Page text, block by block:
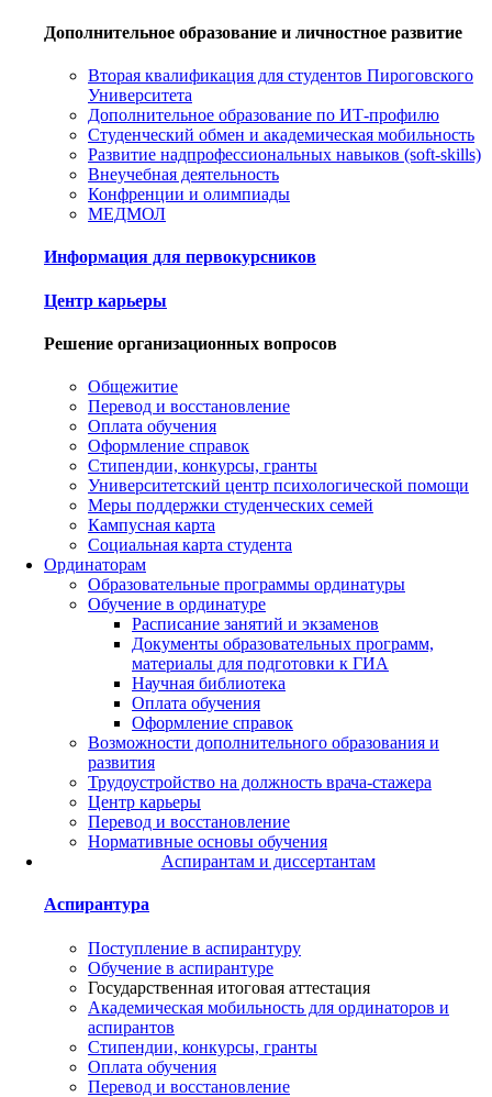
Дополнительное образование и личностное развитие
Вторая квалификация для студентов Пироговского
Университета
Дополнительное образование по ИТ-профилю
Студенческий обмен и академическая мобильность
Развитие надпрофессиональных навыков (soft-skills)
Внеучебная деятельность
Конфренции и олимпиады
МЕДМОЛ
Информация для первокурсников
Центр карьеры
Решение организационных вопросов
Общежитие
Перевод и восстановление
Оплата обучения
Оформление справок
Стипендии, конкурсы, гранты
Университетский центр психологической помощи
Меры поддержки студенческих семей
Кампусная карта
Социальная карта студента
Ординаторам
Образовательные программы ординатуры
Обучение в ординатуре
Расписание занятий и экзаменов
Документы образовательных программ,
материалы для подготовки к ГИА
Научная библиотека
Оплата обучения
Оформление справок
Возможности дополнительного образования и
развития
Трудоустройство на должность врача-стажера
Центр карьеры
Перевод и восстановление
Нормативные основы обучения
Аспирантам и диссертантам
Аспирантура
Поступление в аспирантуру
Обучение в аспирантуре
Государственная итоговая аттестация
Академическая мобильность для ординаторов и
аспирантов
Стипендии, конкурсы, гранты
Оплата обучения
Перевод и восстановление